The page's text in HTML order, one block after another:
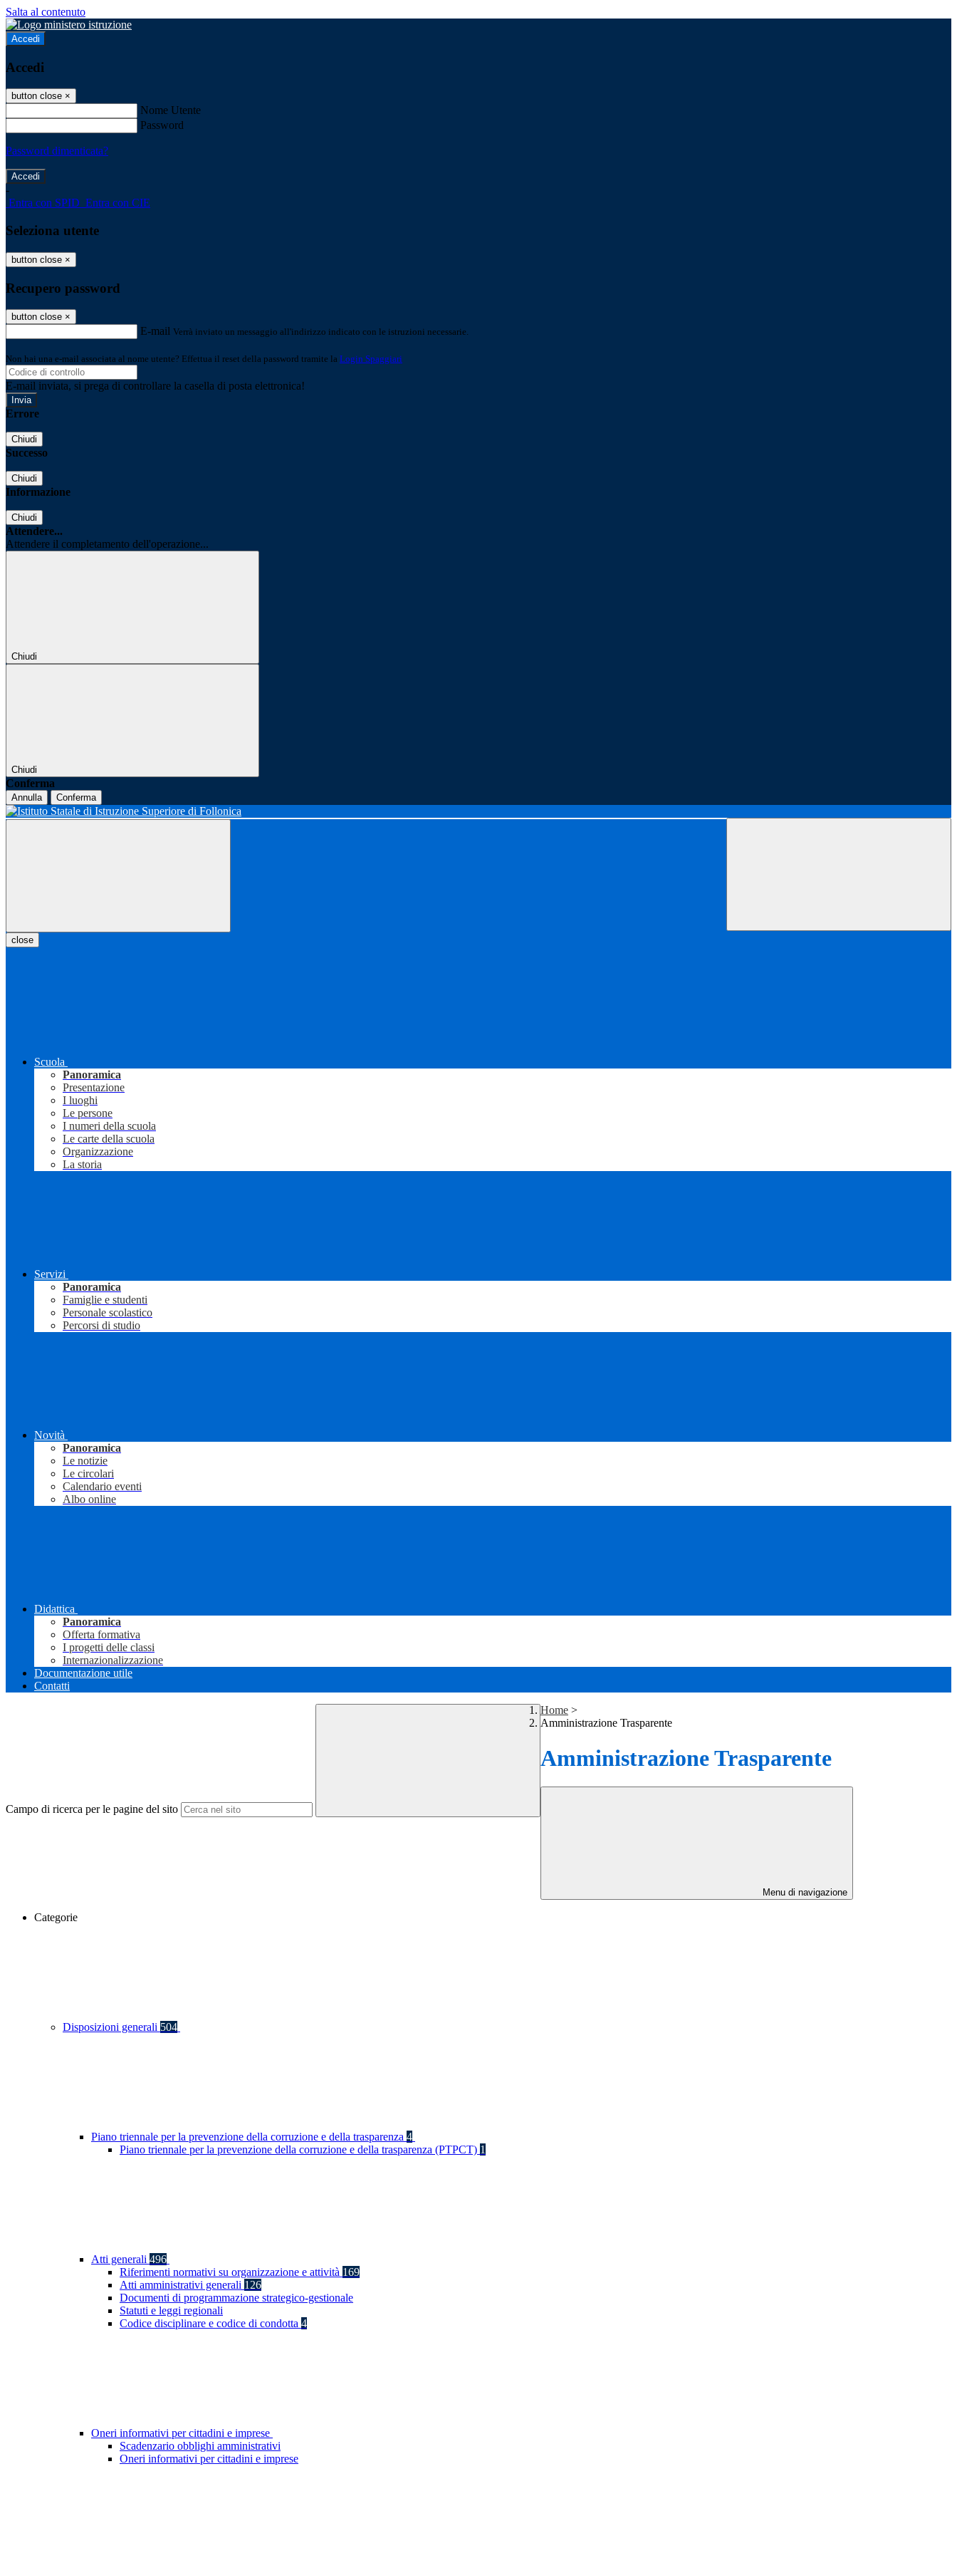
Salta al contenuto
Accedi
Accedi
button close ×
Nome Utente
Password
Password dimenticata?
-
Entra con SPID Entra con CIE
Seleziona utente
button close ×
Recupero password
button close ×
E-mail Verrà inviato un messaggio all'indirizzo indicato con le istruzioni necessarie.
Non hai una e-mail associata al nome utente? Effettua il reset della password tramite la Login Spaggiari
E-mail inviata, si prega di controllare la casella di posta elettronica!
Errore
Chiudi
Successo
Chiudi
Informazione
Chiudi
Attendere...
Attendere il completamento dell'operazione...
Chiudi
Chiudi
Conferma
Annulla Conferma
close
Scuola
Panoramica
Presentazione
I luoghi
Le persone
I numeri della scuola
Le carte della scuola
Organizzazione
La storia
Servizi
Panoramica
Famiglie e studenti
Personale scolastico
Percorsi di studio
Novità
Panoramica
Le notizie
Le circolari
Calendario eventi
Albo online
Didattica
Panoramica
Offerta formativa
I progetti delle classi
Internazionalizzazione
Documentazione utile
Contatti
Campo di ricerca per le pagine del sito
Home >
Amministrazione Trasparente
Amministrazione Trasparente
Menu di navigazione
Categorie
Disposizioni generali 504
Piano triennale per la prevenzione della corruzione e della trasparenza 4
Piano triennale per la prevenzione della corruzione e della trasparenza (PTPCT) 1
Atti generali 496
Riferimenti normativi su organizzazione e attività 169
Atti amministrativi generali 126
Documenti di programmazione strategico-gestionale
Statuti e leggi regionali
Codice disciplinare e codice di condotta 4
Oneri informativi per cittadini e imprese
Scadenzario obblighi amministrativi
Oneri informativi per cittadini e imprese